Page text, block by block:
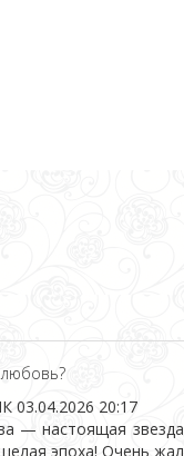
03.04.2026 20:17
— настоящая
эпоха! Очень